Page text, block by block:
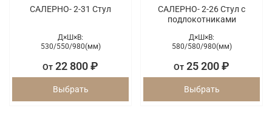
САЛЕРНО- 2-31 Стул
Д×Ш×В:
530/550/980(мм)
От 22 800 ₽
Выбрать
САЛЕРНО- 2-26 Стул с
подлокотниками
Д×Ш×В:
580/580/980(мм)
От 25 200 ₽
Выбрать